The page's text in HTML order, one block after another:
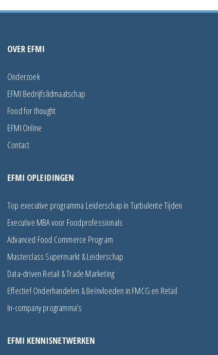
OVER EFMI
Onderzoek
EFMI Bedrijfslidmaatschap
Food for thought
EFMI Online
Contact
EFMI OPLEIDINGEN
Top executive programma Leiderschap in Turbulente Tijden
Executive MBA voor Foodprofessionals
Advanced Food Commerce Program
Masterclass Supermarkt & Leiderschap
Data-driven Retail & Trade Marketing
Effectief Onderhandelen & Beïnvloeden in FMCG en Retail
In-company programma’s
EFMI KENNISNETWERKEN